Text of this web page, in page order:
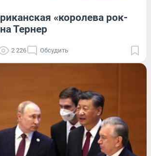
«королева рок-
Тернер
2 226 Обсудить